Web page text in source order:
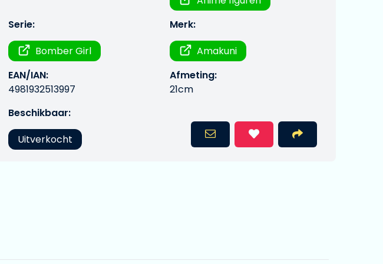
Serie:
Bomber Girl
Merk:
Amakuni
EAN/IAN:
4981932513997
Afmeting:
21cm
Beschikbaar:
Uitverkocht